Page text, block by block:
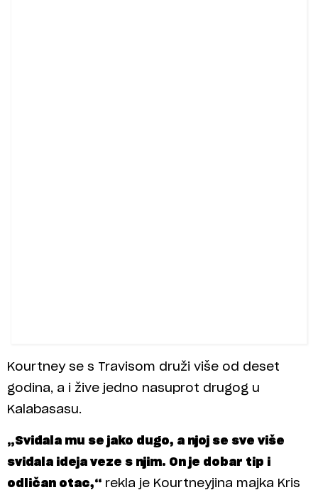
Kourtney se s Travisom druži više od deset
godina, a i žive jedno nasuprot drugog u
Kalabasasu.
„Sviđala mu se jako dugo, a njoj se sve više
sviđala ideja veze s njim. On je dobar tip i
odličan otac,“ rekla je Kourtneyjina majka Kris